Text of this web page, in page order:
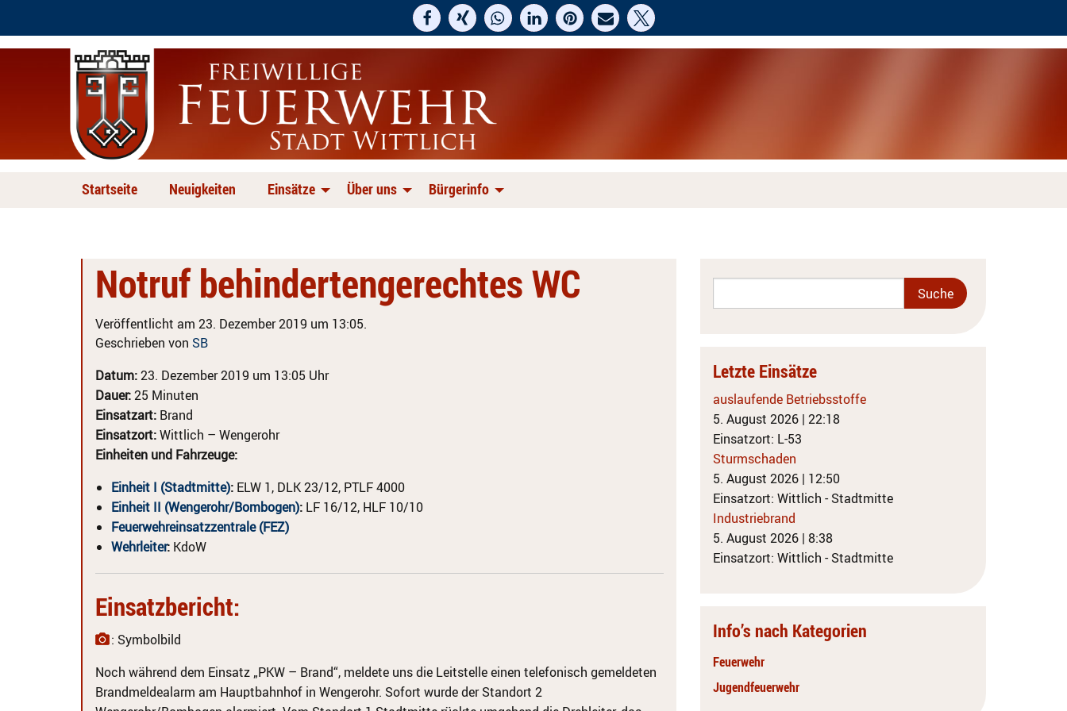
Startseite Neuigkeiten Einsätze Über uns Bürgerinfo
Notruf behindertengerechtes WC
Veröffentlicht am 23. Dezember 2019 um 13:05.
Geschrieben von SB
Datum:23. Dezember 2019 um 13:05 Uhr
Dauer:25 Minuten
Einsatzart: Brand
Einsatzort:Wittlich – Wengerohr
Einheiten und Fahrzeuge:
Einheit I (Stadtmitte): ELW 1, DLK 23/12, PTLF 4000
Einheit II (Wengerohr/Bombogen): LF 16/12, HLF 10/10
Feuerwehreinsatzzentrale (FEZ)
Wehrleiter: KdoW
Einsatzbericht:
: Symbolbild
Noch während dem Einsatz „PKW – Brand“, meldete uns die Leitstelle einen telefonisch gemeldeten
Brandmeldealarm am Hauptbahnhof in Wengerohr. Sofort wurde der Standort 2
Letzte Einsätze
auslaufende Betriebsstoffe
5. August 2026 | 22:18
Einsatzort: L-53
Sturmschaden
5. August 2026 | 12:50
Einsatzort: Wittlich - Stadtmitte
Industriebrand
5. August 2026 | 8:38
Einsatzort: Wittlich - Stadtmitte
Info’s nach Kategorien
Feuerwehr
Jugendfeuerwehr